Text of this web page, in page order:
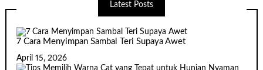
Latest Posts
7 Cara Menyimpan Sambal Teri Supaya Awet
April 15, 2026